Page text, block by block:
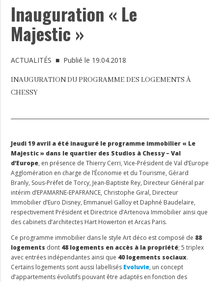
Inauguration « Le
Majestic »
ACTUALITÉS ■ Publié le 19.04.2018
INAUGURATION DU PROGRAMME DES LOGEMENTS À
CHESSY
Jeudi 19 avril a été inauguré le programme immobilier « Le
Majestic » dans le quartier des Studios à Chessy – Val
d’Europe, en présence de Thierry Cerri, Vice-Président de Val d’Europe
Agglomération en charge de l’Économie et du Tourisme, Gérard
Branly, Sous-Préfet de Torcy, Jean-Baptiste Rey, Directeur Général par
intérim d’EPAMARNE-EPAFRANCE, Christophe Giral, Directeur
Immobilier d’Euro Disney, Emmanuel Galloy et Daphné Baudelaire,
respectivement Président et Directrice d’Artenova Immobilier ainsi que
des cabinets d’architectes Hart Howerton et Arcas Paris.
Ce programme immobilier dans le style Art déco est composé de 88
logements dont 48 logements en accès à la propriété; 5 triplex
avec entrées indépendantes ainsi que 40 logements sociaux.
Certains logements sont aussi labellisés Evoluvie, un concept
d’appartements évolutifs pouvant être adaptés en fonction des